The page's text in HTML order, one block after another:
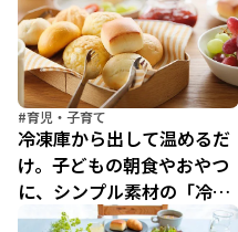
#育児・子育て
冷凍庫から出して温めるだ
け。子どもの朝食やおやつ
に、シンプル素材の「冷凍
パンセット」が大活躍！